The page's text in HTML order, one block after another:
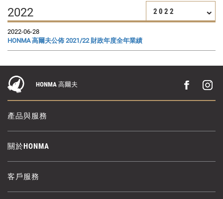
2022 2022
2022-06-28
HONMA 高爾夫公佈 2021/22 財政年度全年業績
HONMA 高爾夫
產品與服務
關於HONMA
客戶服務